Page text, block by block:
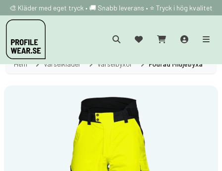
🎨 Kläder med eget tryck • 🚚 Snabb leverans • ⭐ Tryck i hög kvalitet
Hem Varselkläder Varselbyxor Fodrad Midjebyxa